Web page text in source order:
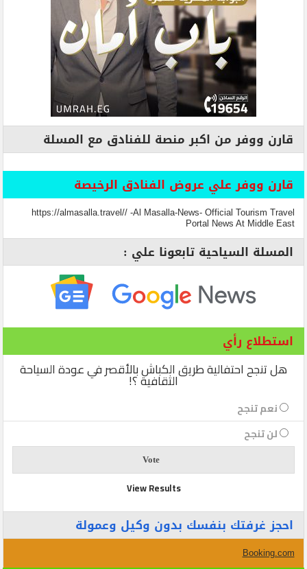
قارن ووفر من اكبر منصة للفنادق مع المسلة
قارن ووفر علي عروض الفنادق الرخيصة
https://almasalla.travel// -Al Masalla-News- Official Tourism Travel
Portal News At Middle East
المسلة السياحية تابعونا علي :
استطلاع رأي
هل تنجح احتفالية طريق الكباش بالأقصر في عودة السياحة
الثقافية ؟!
نعم تنجح
لن تنجح
View Results
احجز غرفتك بنفسك بدون وكيل وعمولة
Booking.com